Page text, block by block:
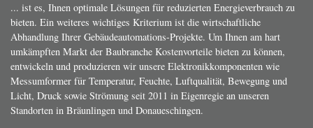
... ist es, Ihnen optimale Lösungen für reduzierten Energieverbrauch zu
bieten. Ein weiteres wichtiges Kriterium ist die wirtschaftliche
Abhandlung Ihrer Gebäudeautomations-Projekte. Um Ihnen am hart
umkämpften Markt der Baubranche Kostenvorteile bieten zu können,
entwickeln und produzieren wir unsere Elektronikkomponenten wie
Messumformer für Temperatur, Feuchte, Luftqualität, Bewegung und
Licht, Druck sowie Strömung seit 2011 in Eigenregie an unseren
Standorten in Bräunlingen und Donaueschingen.